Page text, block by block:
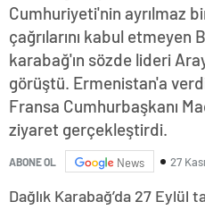
Cumhuriyeti'nin ayrılmaz
çağrılarını kabul etmeyen
karabağ'ın sözde lideri
görüştü. Ermenistan'a
Fransa Cumhurbaşkanı
ziyaret gerçekleştirdi.
ABONE OL News 27
Dağlık Karabağ’da 27